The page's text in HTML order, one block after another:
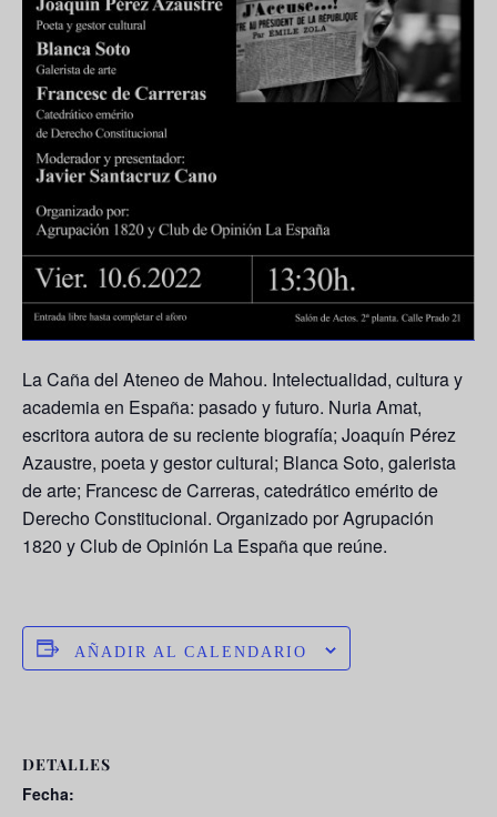
La Caña del Ateneo de Mahou. Intelectualidad, cultura y
academia en España: pasado y futuro. Nuria Amat,
escritora autora de su reciente biografía; Joaquín Pérez
Azaustre, poeta y gestor cultural; Blanca Soto, galerista
de arte; Francesc de Carreras, catedrático emérito de
Derecho Constitucional. Organizado por Agrupación
1820 y Club de Opinión La España que reúne.
AÑADIR AL CALENDARIO
DETALLES
Fecha: